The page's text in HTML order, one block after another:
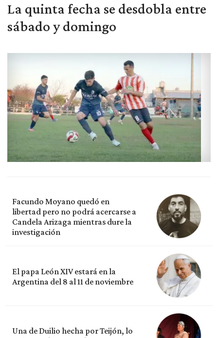
La quinta fecha se desdobla entre
sábado y domingo
Facundo Moyano quedó en
libertad pero no podrá acercarse a
Candela Arizaga mientras dure la
investigación
El papa León XIV estará en la
Argentina del 8 al 11 de noviembre
Una de Duilio hecha por Teijón, lo